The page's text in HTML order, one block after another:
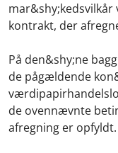
mar&shy;kedsvilkår
kontrakt, der
På den&shy;ne
de pågældende
de ovennævnte
afregning er opfyldt.